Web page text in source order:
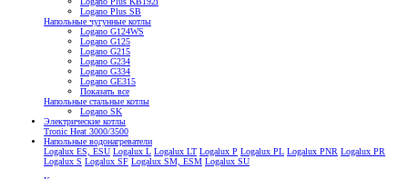
Logano Plus SB
Напольные чугунные котлы
Logano G124WS
Logano G125
Logano G215
Logano G234
Logano G334
Logano GE315
Показать все
Напольные стальные котлы
Logano SK
Электрические котлы
Tronic Heat 3000/3500
Напольные водонагреватели
Logalux ES, ESU Logalux L Logalux LT Logalux P Logalux PL Logalux PNR Logalux PR
Logalux S Logalux SF Logalux SM, ESM Logalux SU